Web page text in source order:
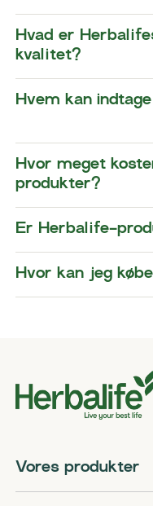
​​Hvad er
kvalitet?​
​​Hvem kan
​​Hvor meget
produkter?​
​​Er Herbalife-
​​Hvor kan jeg
Vores produkter